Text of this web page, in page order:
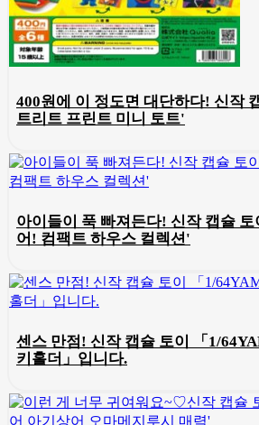
400원에 이 정도면 대단하다! 신작
트리트 프린트 미니 토트'
아이들이 푹 빠져든다! 신작 캡슐
어! 컴팩트 하우스 컬렉션'
센스 만점! 신작 캡슐 토이 「1/
키홀더」입니다.